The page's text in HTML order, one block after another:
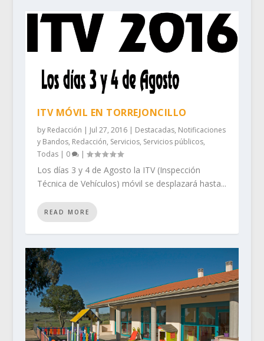
ITV MÓVIL EN TORREJONCILLO
by Redacción | Jul 27, 2016| Destacadas, Notificaciones
y Bandos, Redacción, Servicios, Servicios públicos,
Todas| 0 |
Los días 3 y 4 de Agosto la ITV (Inspección
Técnica de Vehículos) móvil se desplazará hasta...
READ MORE